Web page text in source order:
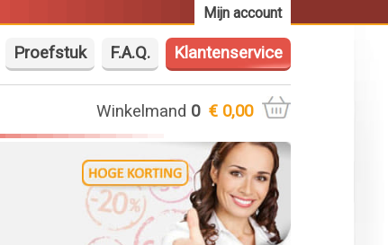
Mijn account
Proefstuk F.A.Q. Klantenservice
Winkelmand 0 € 0,00